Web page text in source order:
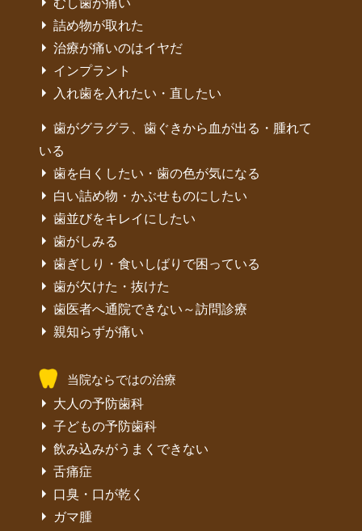
むし歯が痛い
詰め物が取れた
治療が痛いのはイヤだ
インプラント
入れ歯を入れたい・直したい
歯がグラグラ、歯ぐきから血が出る・腫れて
いる
歯を白くしたい・歯の色が気になる
白い詰め物・かぶせものにしたい
歯並びをキレイにしたい
歯がしみる
歯ぎしり・食いしばりで困っている
歯が欠けた・抜けた
歯医者へ通院できない～訪問診療
親知らずが痛い
当院ならではの治療
大人の予防歯科
子どもの予防歯科
飲み込みがうまくできない
舌痛症
口臭・口が乾く
ガマ腫